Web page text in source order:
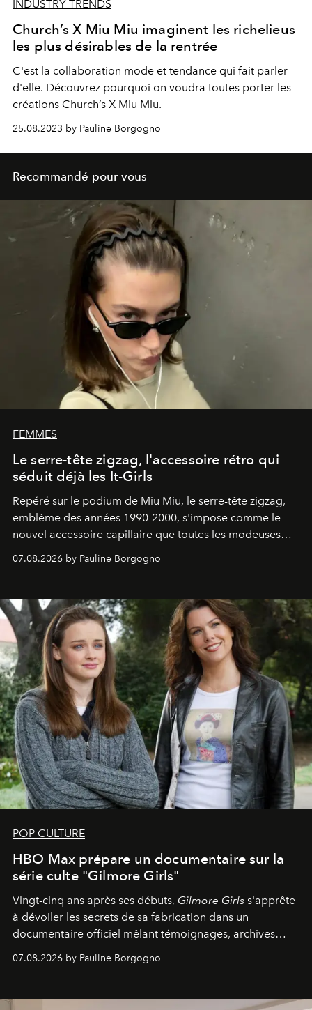
INDUSTRY TRENDS
Church’s X Miu Miu imaginent les richelieus
les plus désirables de la rentrée
C'est la collaboration mode et tendance qui fait parler
d'elle. Découvrez pourquoi on voudra toutes porter les
créations Church’s X Miu Miu.
25.08.2023 by Pauline Borgogno
Recommandé pour vous
FEMMES
Le serre-tête zigzag, l'accessoire rétro qui
séduit déjà les It-Girls
Repéré sur le podium de Miu Miu, le serre-tête zigzag,
emblème des années 1990-2000, s'impose comme le
nouvel accessoire capillaire que toutes les modeuses
07.08.2026 by Pauline Borgogno
POP CULTURE
HBO Max prépare un documentaire sur la
série culte "Gilmore Girls"
Vingt-cinq ans après ses débuts, Gilmore Girls s'apprête
à dévoiler les secrets de sa fabrication dans un
documentaire officiel mêlant témoignages, archives
générationnel.
07.08.2026 by Pauline Borgogno